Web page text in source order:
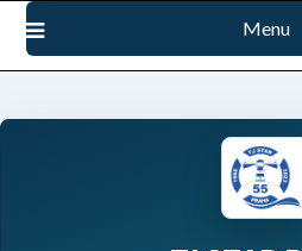
Přejdi
obsah
Menu